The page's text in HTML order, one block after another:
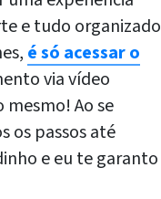
e tudo organizado
é só acessar o
via vídeo
Ao se
os passos até
e eu te garanto